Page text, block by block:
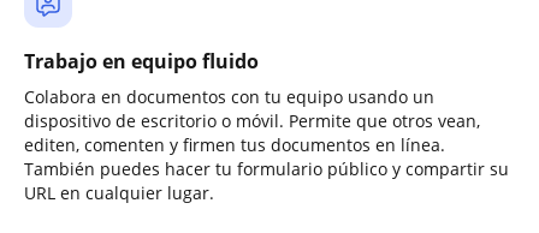
Trabajo en equipo fluido
Colabora en documentos con tu equipo usando un
dispositivo de escritorio o móvil. Permite que otros vean,
editen, comenten y firmen tus documentos en línea.
También puedes hacer tu formulario público y compartir su
URL en cualquier lugar.